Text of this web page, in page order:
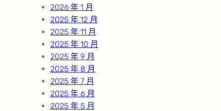
2026 年 1 月
2025 年 12 月
2025 年 11 月
2025 年 10 月
2025 年 9 月
2025 年 8 月
2025 年 7 月
2025 年 6 月
2025 年 5 月